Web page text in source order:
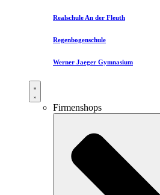
Realschule An der Fleuth
Regenbogenschule
Werner Jaeger Gymnasium
Firmenshops